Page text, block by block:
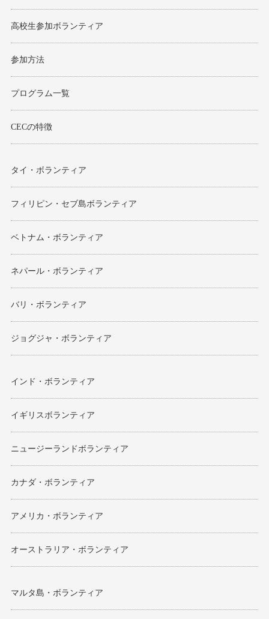
ジョグジャ
高校生参加ボランティア
参加方法
プログラム一覧
CECの特徴
タイ・ボランティア
フィリピン・セブ島ボランティア
ベトナム・ボランティア
ネパール・ボランティア
バリ・ボランティア
ジョグジャ・ボランティア
インド・ボランティア
イギリスボランティア
ニュージーランドボランティア
カナダ・ボランティア
アメリカ・ボランティア
オーストラリア・ボランティア
マルタ島・ボランティア